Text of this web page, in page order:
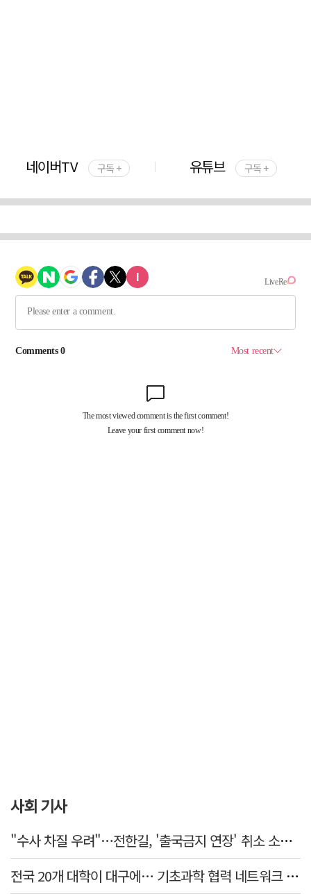
네이버TV 구독 + 유튜브 구독 +
사회 기사
"수사 차질 우려"…전한길, '출국금지 연장' 취소 소송 패소
전국 20개 대학이 대구에… 기초과학 협력 네트워크 출범하다